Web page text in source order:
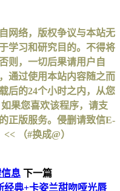
网络，版权争议与本站无
学习和研究目的。不得将
则，一切后果请用户自
通过使用本站内容随之而
后的24个小时之内，从您
果您喜欢该程序，请支
正版服务。侵删请致信E-
（#换成@）
息 下一篇
经典+卡姿兰甜吻哑光唇